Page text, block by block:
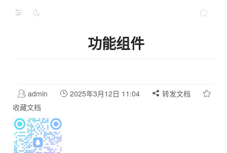
功能组件
admin 2025年3月12日 11:04
转发文档
收藏文档